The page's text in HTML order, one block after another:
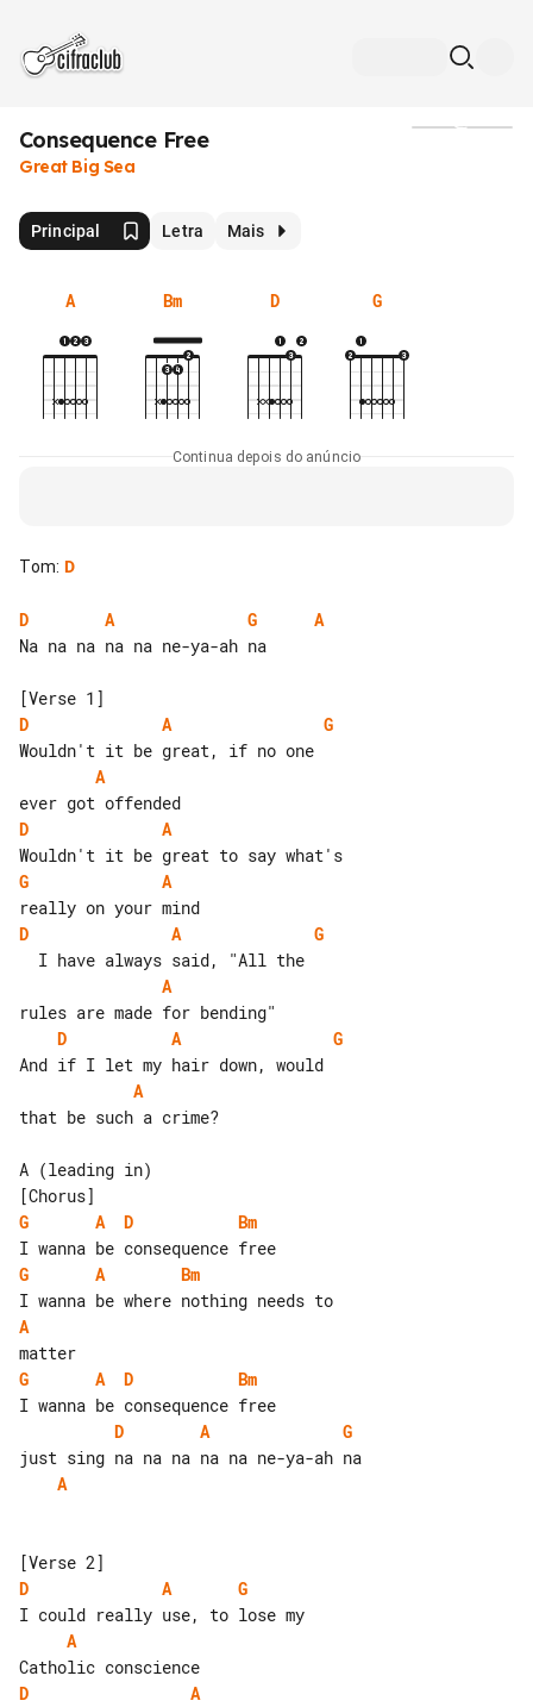
Consequence Free
Great Big Sea
Principal Letra Mais
A Bm D G
Continua depois do anúncio
Tom: D
D A G
A
Na na na na na ne-ya-ah na
D
A
G
A
D
A
G
A
D
A
G
A
D
A
G
A
that be such a crime?
A (leading in)
G
A D
Bm
G
A
Bm
A
G
A D
Bm
D
A
G
A
D
A
G
A
D
A